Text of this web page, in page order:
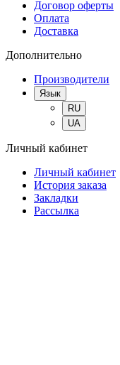
Договор оферты
Оплата
Доставка
Дополнительно
Производители
Язык
RU
UA
Личный кабинет
Личный кабинет
История заказа
Закладки
Рассылка